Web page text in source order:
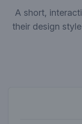
A short,
their design